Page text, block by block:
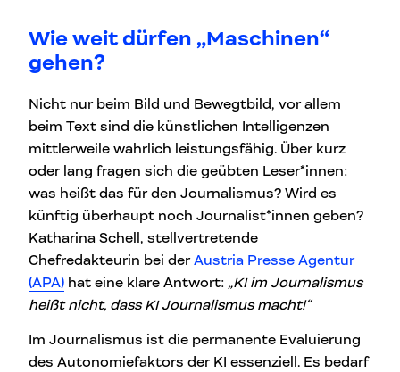
Wie weit dürfen „Maschinen“
gehen?
Nicht nur beim Bild und Bewegtbild, vor allem
beim Text sind die künstlichen Intelligenzen
mittlerweile wahrlich leistungsfähig. Über kurz
oder lang fragen sich die geübten Leser*innen:
was heißt das für den Journalismus? Wird es
künftig überhaupt noch Journalist*innen geben?
Katharina Schell, stellvertretende
Chefredakteurin bei derAustria Presse Agentur
(APA) hat eine klare Antwort: „KI im Journalismus
heißt nicht, dass KI Journalismus macht!“
Im Journalismus ist die permanente Evaluierung
des Autonomiefaktors der KI essenziell. Es bedarf